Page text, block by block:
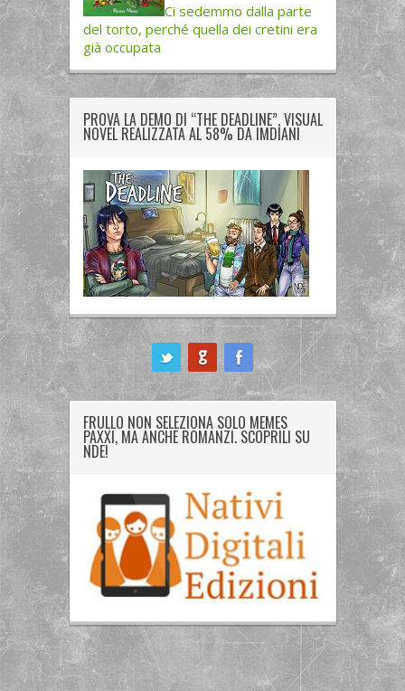
Ci sedemmo dalla parte
del torto, perché quella dei cretini era
già occupata
PROVA LA DEMO DI “THE DEADLINE”, VISUAL
NOVEL REALIZZATA AL 58% DA IMDIANI
FRULLO NON SELEZIONA SOLO MEMES
PAXXI, MA ANCHE ROMANZI. SCOPRILI SU
NDE!